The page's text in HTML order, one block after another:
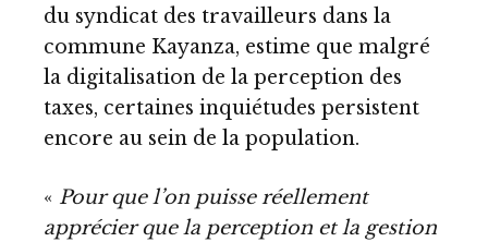
du syndicat des travailleurs dans la
commune Kayanza, estime que malgré
la digitalisation de la perception des
taxes, certaines inquiétudes persistent
encore au sein de la population.
« Pour que l’on puisse réellement
apprécier que la perception et la gestion